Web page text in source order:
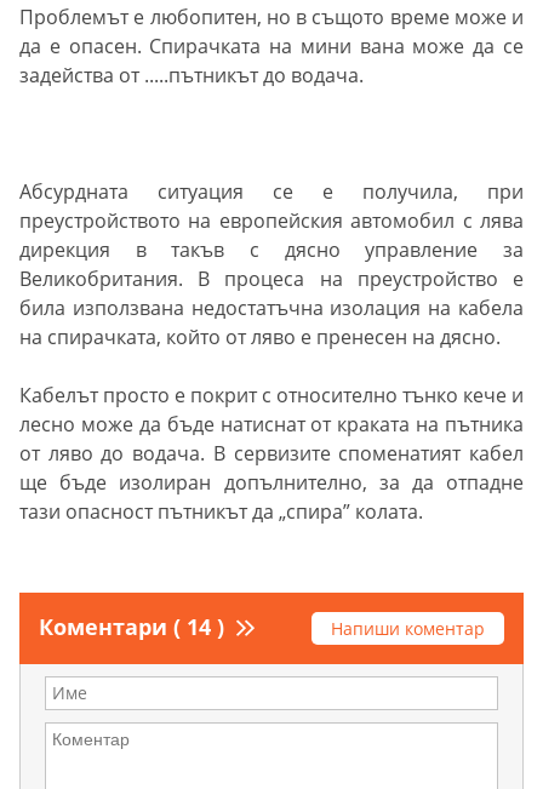
Проблемът е любопитен, но в същото време може и
да е опасен. Спирачката на мини вана може да се
задейства от .....пътникът до водача.
Абсурдната ситуация се е получила, при
преустройството на европейския автомобил с лява
дирекция в такъв с дясно управление за
Великобритания. В процеса на преустройство е
била използвана недостатъчна изолация на кабела
на спирачката, който от ляво е пренесен на дясно.
Кабелът просто е покрит с относително тънко кече и
лесно може да бъде натиснат от краката на пътника
от ляво до водача. В сервизите споменатият кабел
ще бъде изолиран допълнително, за да отпадне
тази опасност пътникът да „спира” колата.
Коментари ( 14 ) Напиши коментар